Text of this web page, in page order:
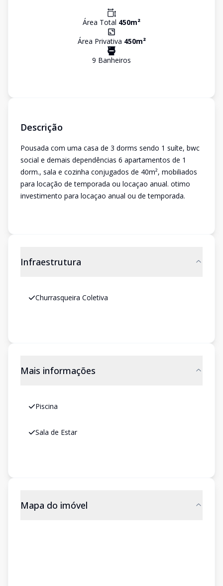
Área Total 450m²
Área Privativa 450m²
9 Banheiros
Descrição
Pousada com uma casa de 3 dorms sendo 1 suíte, bwc
social e demais dependências 6 apartamentos de 1
dorm., sala e cozinha conjugados de 40m², mobiliados
para locação de temporada ou locaçao anual. otimo
investimento para locaçao anual ou de temporada.
Infraestrutura
Churrasqueira Coletiva
Mais informações
Piscina
Sala de Estar
Mapa do imóvel